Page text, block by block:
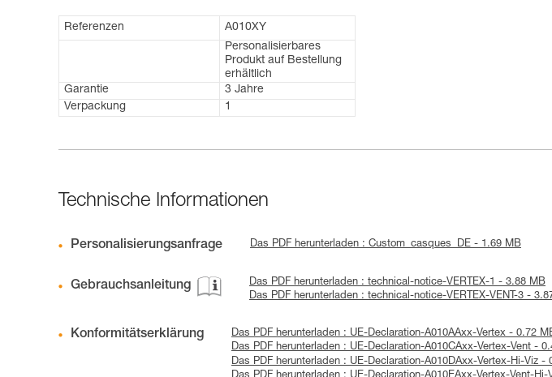
Referenzen
A010XY
Personalisierbares
Produkt auf Bestellung
erhältlich
Garantie
3 Jahre
Verpackung
1
Technische Informationen
Personalisierungsanfrage Das PDF herunterladen : Custom_casques_DE - 1.69 MB
Gebrauchsanleitung
Das PDF herunterladen : technical-notice-VERTEX-1 - 3.88 MB
Das PDF herunterladen : technical-notice-VERTEX-VENT-3 -
Konformitätserklärung
Das PDF herunterladen : UE-Declaration-A010AAxx-Vertex - 0.72
Das PDF herunterladen : UE-Declaration-A010CAxx-Vertex-Vent -
Das PDF herunterladen : UE-Declaration-A010DAxx-Vertex-Hi-Viz -